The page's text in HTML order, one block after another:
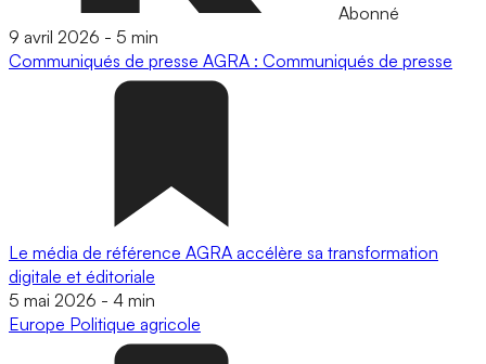
Abonné
9 avril 2026 - 5 min
Communiqués de presse AGRA : Communiqués de presse
Le média de référence AGRA accélère sa transformation
digitale et éditoriale
5 mai 2026 - 4 min
Europe Politique agricole